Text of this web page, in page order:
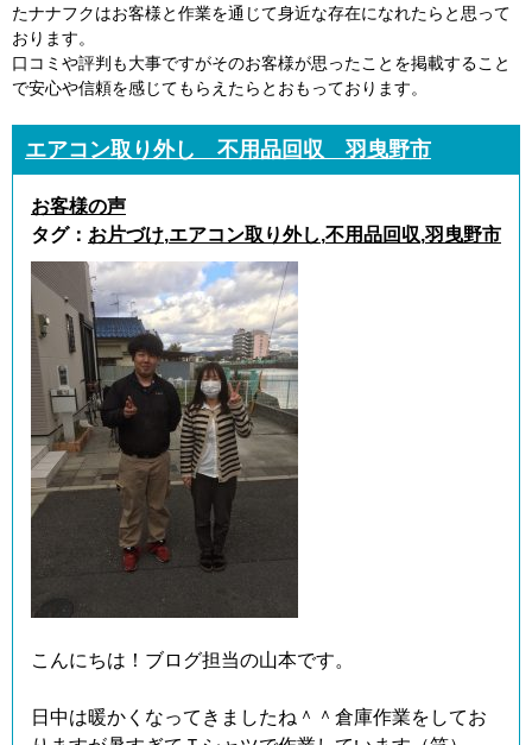
たナナフクはお客様と作業を通じて身近な存在になれたらと思って
おります。
口コミや評判も大事ですがそのお客様が思ったことを掲載すること
で安心や信頼を感じてもらえたらとおもっております。
エアコン取り外し 不用品回収 羽曳野市
お客様の声
タグ： お片づけ,エアコン取り外し,不用品回収,羽曳野市
こんにちは！ブログ担当の山本です。
日中は暖かくなってきましたね＾＾倉庫作業をしてお